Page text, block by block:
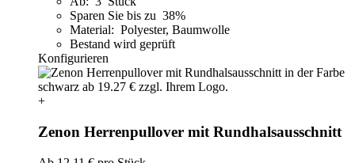
Sparen Sie bis zu 38%
Material: Polyester, Baumwolle
Bestand wird geprüft
Konfigurieren
+
Zenon Herrenpullover mit Rundhalsausschnitt